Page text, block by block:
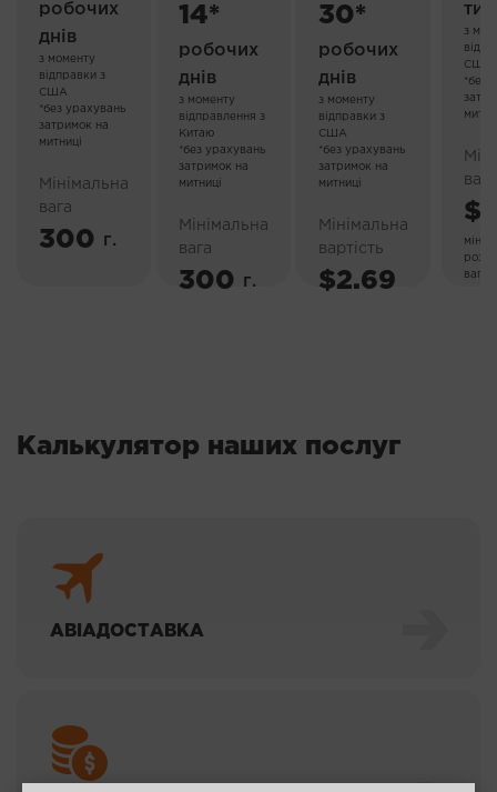
робочих
днів
з моменту
відправки з
США
*без урахувань
затримок на
митниці
Мінімальна
вага
300 г.
14*
робочих
днів
з моменту
відправлення з
Китаю
*без урахувань
затримок на
митниці
Мінімальна
вага
300 г.
30*
робочих
днів
з моменту
відправки з
США
*без урахувань
затримок на
митниці
Мінімальна
вартість
$2.69
з
США
*без
вага
Калькулятор наших послуг
АВІАДОСТАВКА